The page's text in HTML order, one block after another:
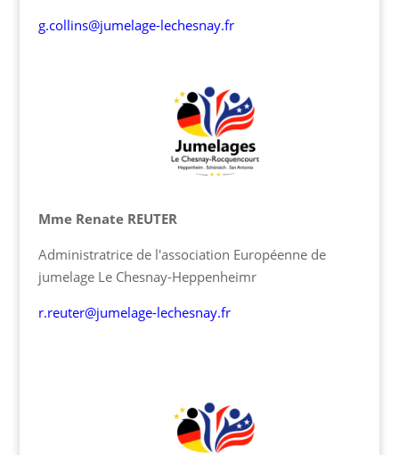
g.collins@jumelage-lechesnay.fr
Mme Renate REUTER
Administratrice de l'association Européenne de
jumelage Le Chesnay-Heppenheimr
r.reuter@jumelage-lechesnay.fr